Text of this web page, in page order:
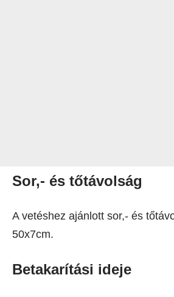
Sor,- és tőtávolság
A vetéshez ajánlott sor,- és
50x7cm.
Betakarítási ideje